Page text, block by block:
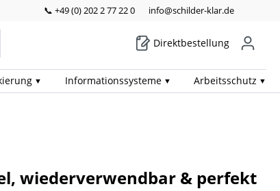
📞 +49 (0) 202 2 77 22 0 info@schilder-klar.de
Direktbestellung
Informations­systeme Arbeits­schutz
wiederverwendbar & perfekt